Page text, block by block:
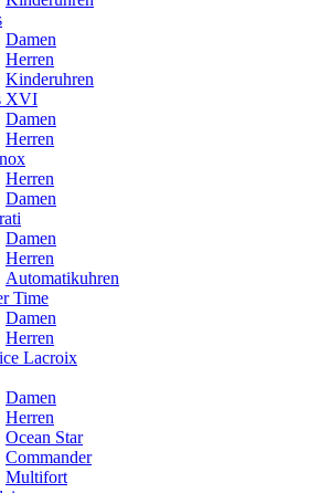
Damen
Herren
Kinderuhren
XVI
Damen
Herren
Herren
Damen
Damen
Herren
Automatikuhren
Time
Damen
Herren
Lacroix
Damen
Herren
Ocean Star
Commander
Multifort